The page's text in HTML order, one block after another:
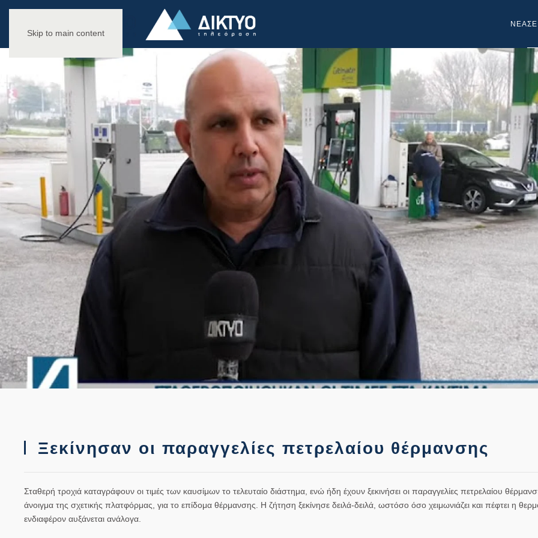
Skip to main content
NEA
Ξεκίνησαν οι παραγγελίες πετρελαίου θέρμανσης
Σταθερή τροχιά καταγράφουν οι τιμές των καυσίμων το τελευταίο διάστημα, ενώ ήδη έχουν ξεκινήσει οι παραγγελίες πετρελαίου
άνοιγμα της σχετικής πλατφόρμας, για το επίδομα θέρμανσης. Η ζήτηση ξεκίνησε δειλά-δειλά, ωστόσο όσο χειμωνιάζει και πέφτει η
ενδιαφέρον αυξάνεται ανάλογα.